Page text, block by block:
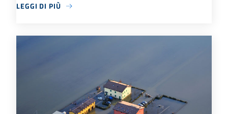
LEGGI DI PIÙ